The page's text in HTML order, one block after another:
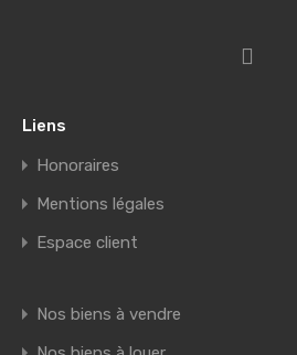
Liens
Honoraires
Mentions légales
Espace client
Nos biens à vendre